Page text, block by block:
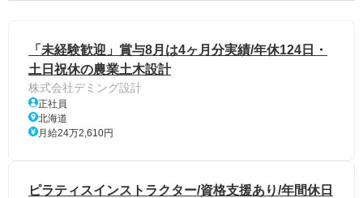
「未経験歓迎」賞与8月は4ヶ月分実績/年休124日・
土日祝休の農業土木設計
株式会社デミング設計
正社員
北海道
月給24万2,610円
ピラティスインストラクター/資格支援あり/年間休日